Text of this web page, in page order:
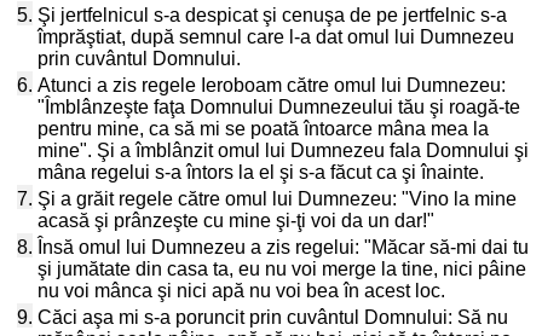
5. Şi jertfelnicul s-a despicat şi cenuşa de pe jertfelnic s-a
împrăştiat, după semnul care l-a dat omul lui Dumnezeu
prin cuvântul Domnului.
6. Atunci a zis regele Ieroboam către omul lui Dumnezeu:
"Îmblânzeşte faţa Domnului Dumnezeului tău şi roagă-te
pentru mine, ca să mi se poată întoarce mâna mea la
mine". Şi a îmblânzit omul lui Dumnezeu fala Domnului şi
mâna regelui s-a întors la el şi s-a făcut ca şi înainte.
7. Şi a grăit regele către omul lui Dumnezeu: "Vino la mine
acasă şi prânzeşte cu mine şi-ţi voi da un dar!"
8. Însă omul lui Dumnezeu a zis regelui: "Măcar să-mi dai tu
şi jumătate din casa ta, eu nu voi merge la tine, nici pâine
nu voi mânca şi nici apă nu voi bea în acest loc.
9. Căci aşa mi s-a poruncit prin cuvântul Domnului: Să nu